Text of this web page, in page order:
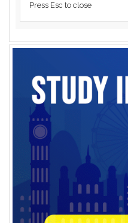
Press Esc to close